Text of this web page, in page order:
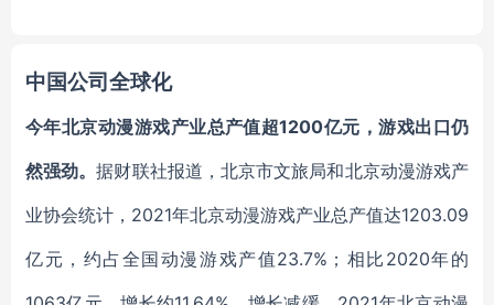
中国公司全球化
今年北京动漫游戏产业总产值超1200亿元，游戏出口仍
然强劲。据财联社报道，北京市文旅局和北京动漫游戏产
业协会统计，2021年北京动漫游戏产业总产值达1203.09
亿元，约占全国动漫游戏产值23.7%；相比2020年的